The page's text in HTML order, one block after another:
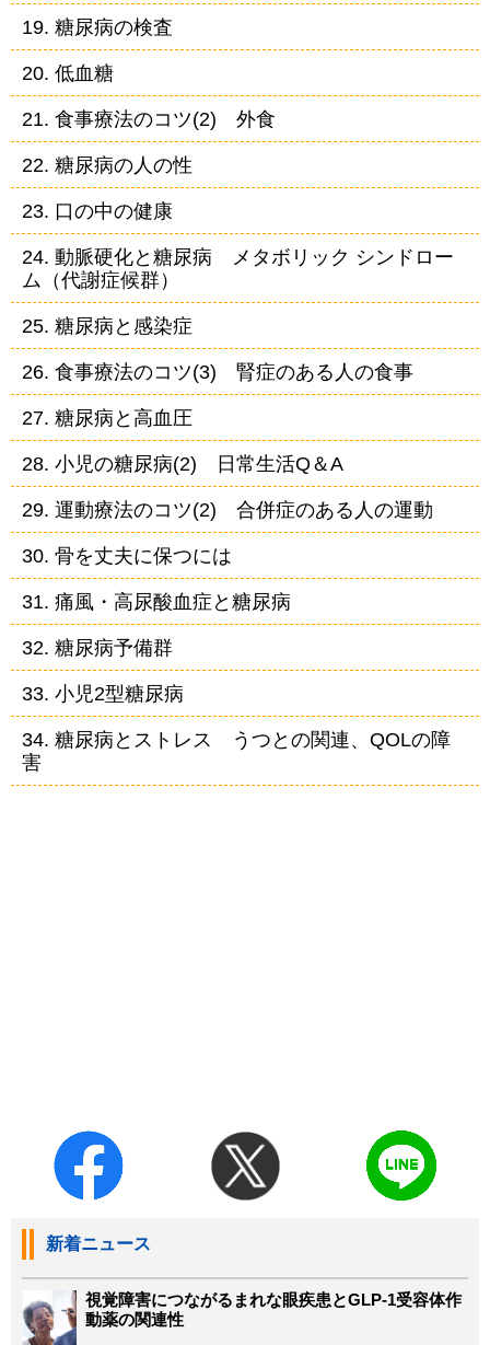
19. 糖尿病の検査
20. 低血糖
21. 食事療法のコツ(2) 外食
22. 糖尿病の人の性
23. 口の中の健康
24. 動脈硬化と糖尿病 メタボリック シンドロー
ム（代謝症候群）
25. 糖尿病と感染症
26. 食事療法のコツ(3) 腎症のある人の食事
27. 糖尿病と高血圧
28. 小児の糖尿病(2) 日常生活Q＆A
29. 運動療法のコツ(2) 合併症のある人の運動
30. 骨を丈夫に保つには
31. 痛風・高尿酸血症と糖尿病
32. 糖尿病予備群
33. 小児2型糖尿病
34. 糖尿病とストレス うつとの関連、QOLの障
害
新着ニュース
視覚障害につながるまれな眼疾患とGLP-1受容体作
動薬の関連性